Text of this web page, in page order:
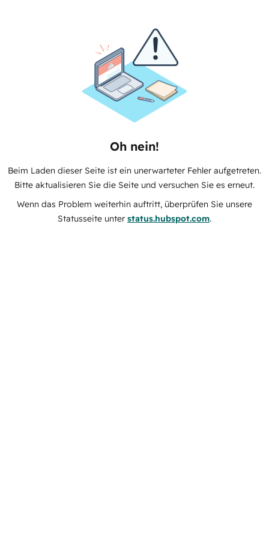
Oh nein!
Beim Laden dieser Seite ist ein unerwarteter Fehler aufgetreten.
Bitte aktualisieren Sie die Seite und versuchen Sie es erneut.
Wenn das Problem weiterhin auftritt, überprüfen Sie unsere
Statusseite unter status.hubspot.com.